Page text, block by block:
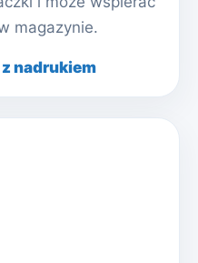
magazynie.
nadrukiem